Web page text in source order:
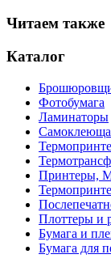
Читаем также
Каталог
Фотобумага
Ламинаторы
Принтеры,
Плоттеры и
Бумага и
Бумага для